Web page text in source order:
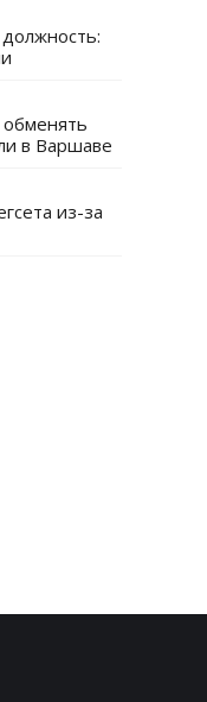
из-за
интеллекта
в Варшаве
из-за